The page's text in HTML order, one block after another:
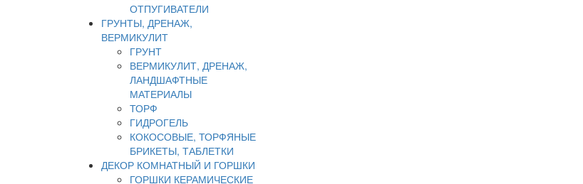
ОТПУГИВАТЕЛИ
ГРУНТЫ, ДРЕНАЖ,
ВЕРМИКУЛИТ
ГРУНТ
ВЕРМИКУЛИТ, ДРЕНАЖ,
ЛАНДШАФТНЫЕ
МАТЕРИАЛЫ
ТОРФ
ГИДРОГЕЛЬ
КОКОСОВЫЕ, ТОРФЯНЫЕ
БРИКЕТЫ, ТАБЛЕТКИ
ДЕКОР КОМНАТНЫЙ И ГОРШКИ
ГОРШКИ КЕРАМИЧЕСКИЕ